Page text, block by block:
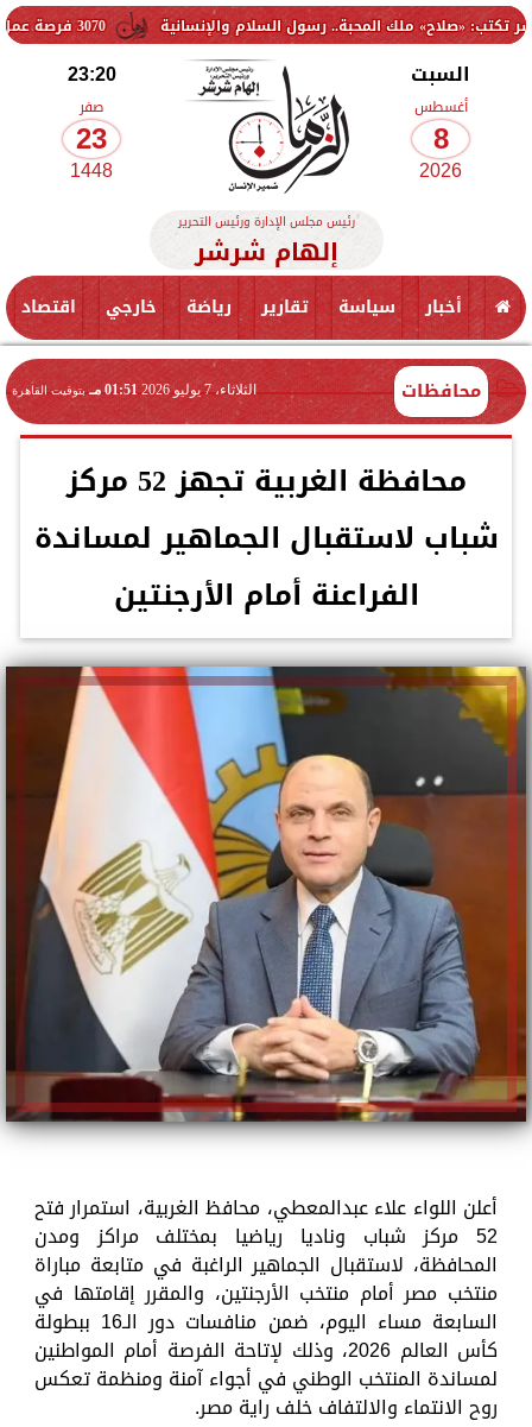
3070 فرصة عمل جديدة بالقطاع الخاص.. وظائف برواتب تصل إلى 9500 جنيه ملك المحبة.. رسول السلام والإنسانية
السبت
أغسطس
8
2026
23:20
صفر
23
1448
رئيس مجلس الإدارة ورئيس التحرير
إلهام شرشر
أخبار سياسة تقارير رياضة خارجي اقتصاد
محافظات الثلاثاء، 7 يوليو 2026 01:51 مـ بتوقيت القاهرة
محافظة الغربية تجهز 52 مركز
شباب لاستقبال الجماهير لمساندة
الفراعنة أمام الأرجنتين
أعلن اللواء علاء عبدالمعطي، محافظ الغربية، استمرار فتح
52 مركز شباب وناديا رياضيا بمختلف مراكز ومدن
المحافظة، لاستقبال الجماهير الراغبة في متابعة مباراة
منتخب مصر أمام منتخب الأرجنتين، والمقرر إقامتها في
السابعة مساء اليوم، ضمن منافسات دور الـ16 ببطولة
كأس العالم 2026، وذلك لإتاحة الفرصة أمام المواطنين
لمساندة المنتخب الوطني في أجواء آمنة ومنظمة تعكس
روح الانتماء والالتفاف خلف راية مصر.